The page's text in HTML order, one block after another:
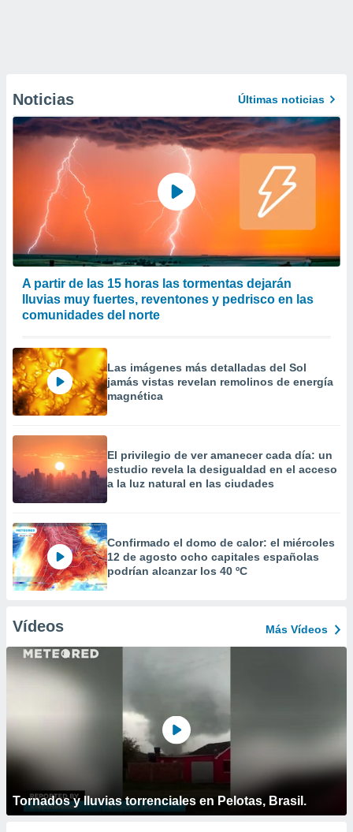
Noticias Últimas noticias
A partir de las 15 horas las tormentas dejarán
lluvias muy fuertes, reventones y pedrisco en las
comunidades del norte
Las imágenes más detalladas del Sol
jamás vistas revelan remolinos de energía
magnética
El privilegio de ver amanecer cada día: un
estudio revela la desigualdad en el acceso
a la luz natural en las ciudades
Confirmado el domo de calor: el miércoles
12 de agosto ocho capitales españolas
podrían alcanzar los 40 ºC
Vídeos Más Vídeos
Tornados y lluvias torrenciales en Pelotas, Brasil.